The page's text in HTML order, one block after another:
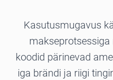
Kasutusmugavus
koodid pärinevad
iga brändi ja riigi